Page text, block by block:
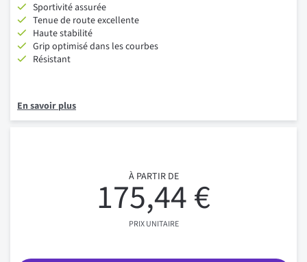
Sportivité assurée
Tenue de route excellente
Haute stabilité
Grip optimisé dans les courbes
Résistant
En savoir plus
À PARTIR DE
175,44 €
PRIX UNITAIRE